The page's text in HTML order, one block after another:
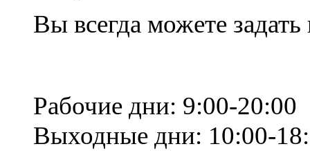
Вы всегда можете
Рабочие дни: 9:00-20:00
Выходные дни: 10:00-